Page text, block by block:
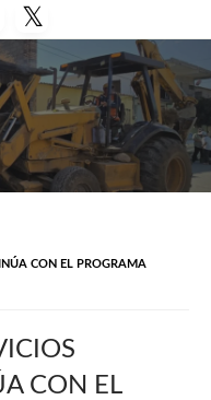
CON EL PROGRAMA
CON EL